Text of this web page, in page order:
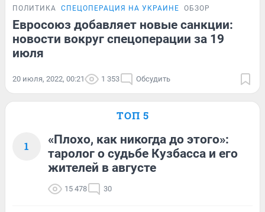
ПОЛИТИКА СПЕЦОПЕРАЦИЯ НА УКРАИНЕ ОБЗОР
Евросоюз добавляет новые санкции:
новости вокруг спецоперации за 19
июля
20 июля, 2022, 00:21 1 353 Обсудить
ТОП 5
1
«Плохо, как никогда до этого»:
таролог о судьбе Кузбасса и его
жителей в августе
15 478 30